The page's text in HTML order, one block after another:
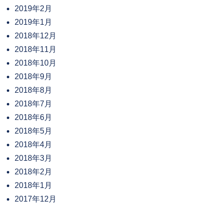
2019年2月
2019年1月
2018年12月
2018年11月
2018年10月
2018年9月
2018年8月
2018年7月
2018年6月
2018年5月
2018年4月
2018年3月
2018年2月
2018年1月
2017年12月